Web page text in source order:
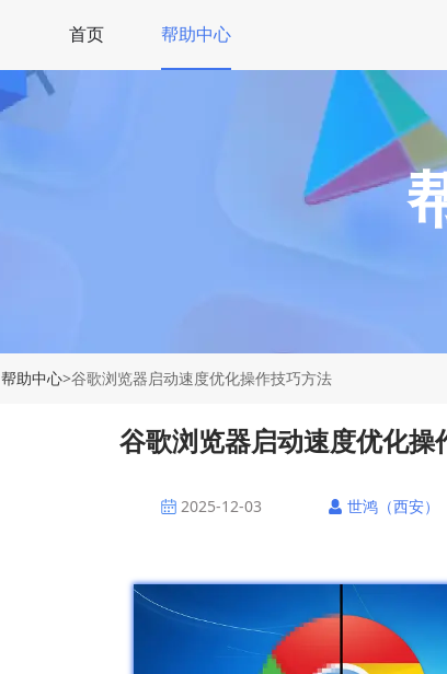
首页 帮助中心
帮助中心>谷歌浏览器启动速度优化操作技巧方法
谷歌浏览器启动速度优化操
2025-12-03 世鸿（西安）